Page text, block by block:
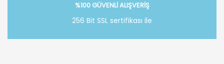
%100 GÜVENLİ ALIŞVERİŞ
256 Bit SSL sertifikası ile